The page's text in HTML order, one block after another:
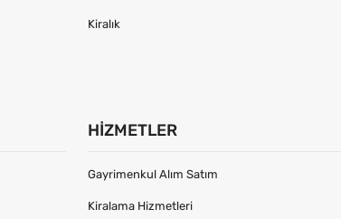
Kiralık
HIZMETLER
Gayrimenkul Alım Satım
Kiralama Hizmetleri